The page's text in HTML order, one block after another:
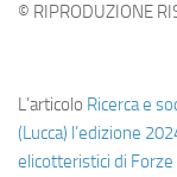
© RIPRODUZIONE
L’articolo Ricerca e
(Lucca) l’edizione
elicotteristici di